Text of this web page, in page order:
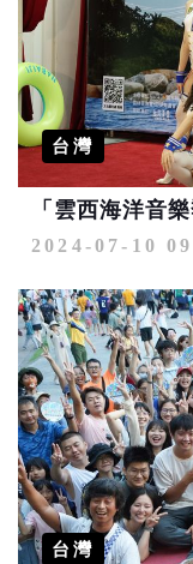
台灣
2024-07-10
台灣